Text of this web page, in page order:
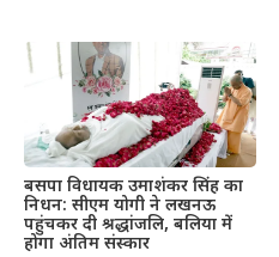
बसपा विधायक उमाशंकर सिंह का
निधन: सीएम योगी ने लखनऊ
पहुंचकर दी श्रद्धांजलि, बलिया में
होगा अंतिम संस्कार